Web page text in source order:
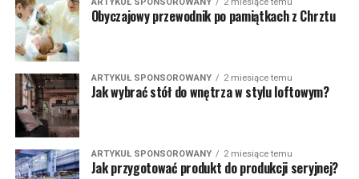
ARTYKUŁ SPONSOROWANY 2 miesiące temu
Obyczajowy przewodnik po pamiątkach z Chrztu
ARTYKUŁ SPONSOROWANY 2 miesiące temu
Jak wybrać stół do wnętrza w stylu loftowym?
ARTYKUŁ SPONSOROWANY 2 miesiące temu
Jak przygotować produkt do produkcji seryjnej?